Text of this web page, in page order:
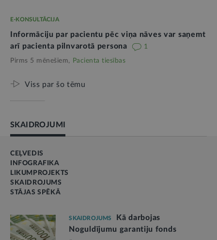
E-KONSULTĀCIJA
Informāciju par pacientu pēc viņa nāves var saņemt
arī pacienta pilnvarotā persona
1
Pirms 5 mēnešiem, Pacienta tiesības
Viss par šo tēmu
SKAIDROJUMI
CEĻVEDIS
INFOGRAFIKA
LIKUMPROJEKTS
SKAIDROJUMS
STĀJAS SPĒKĀ
SKAIDROJUMS
Kā darbojas
Noguldījumu garantiju fonds